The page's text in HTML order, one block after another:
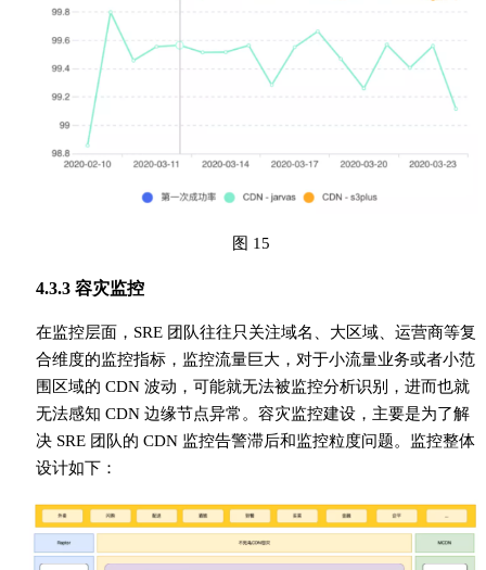
图 15
4.3.3 容灾监控
在监控层面，SRE 团队往往只关注域名、大区域、运营商等复
合维度的监控指标，监控流量巨大，对于小流量业务或者小范
围区域的 CDN 波动，可能就无法被监控分析识别，进而也就
无法感知 CDN 边缘节点异常。容灾监控建设，主要是为了解
决 SRE 团队的 CDN 监控告警滞后和监控粒度问题。监控整体
设计如下：